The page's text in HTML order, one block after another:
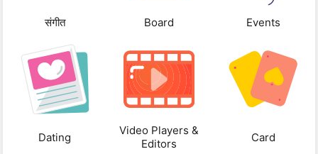
संगीत Board Events
Dating
Video Players &
Editors
Card